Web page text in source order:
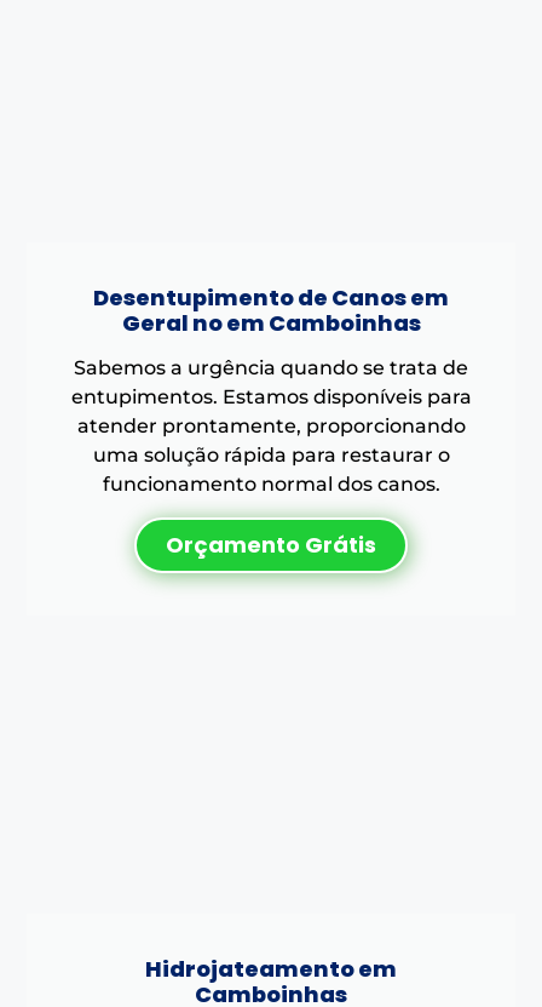
Desentupimento de Canos em
Geral no em Camboinhas
Sabemos a urgência quando se trata de
entupimentos. Estamos disponíveis para
atender prontamente, proporcionando
uma solução rápida para restaurar o
funcionamento normal dos canos.
Orçamento Grátis
Hidrojateamento em
Camboinhas